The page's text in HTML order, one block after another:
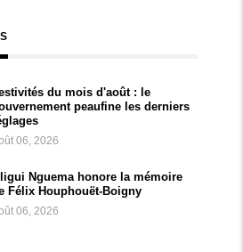
du mois d'août : le
peaufine les derniers
06, 2026
Nguema honore la mémoire
Félix Houphouët-Boigny
06, 2026